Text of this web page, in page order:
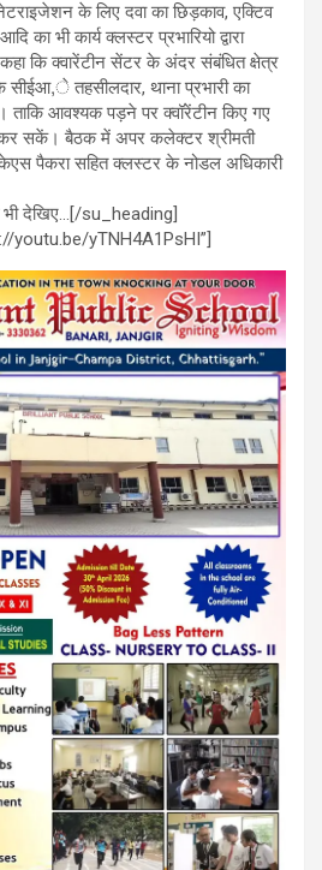
के लिए दवा का छिड़काव, एक्टिव
का भी कार्य क्लस्टर प्रभारियो द्वारा
कि क्वारेंटीन सेंटर के अंदर संबंधित क्षेत्र
तहसीलदार, थाना प्रभारी का
ताकि आवश्यक पड़ने पर क्वॉरेंटीन किए गए
सकें। बैठक में अपर कलेक्टर श्रीमती
पैकरा सहित क्लस्टर के नोडल अधिकारी
देखिए…[/su_heading]
youtu.be/yTNH4A1PsHI”]